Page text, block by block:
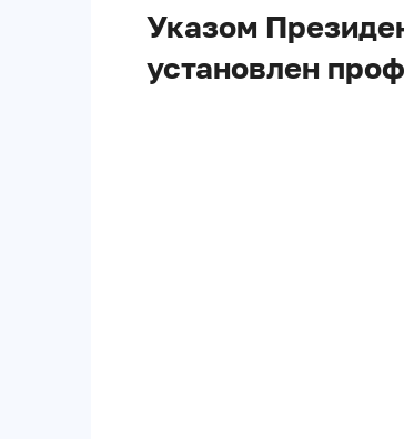
Указом
установлен